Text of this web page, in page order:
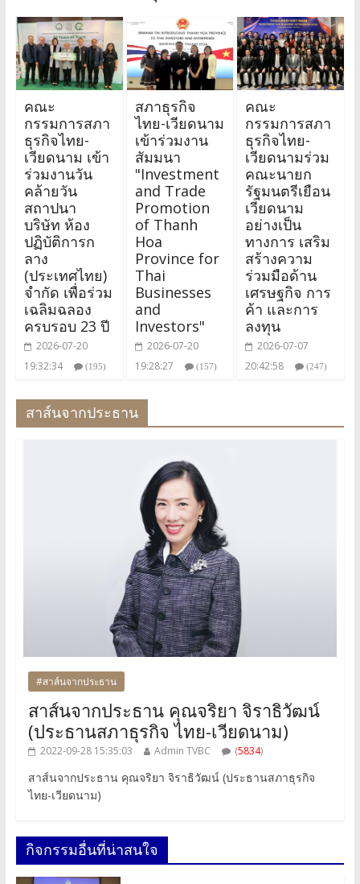
คณะ
กรรมการสภา
ธุรกิจไทย-
เวียดนาม เข้า
ร่วมงานวัน
คล้ายวัน
สถาปนา
บริษัท ห้อง
ปฏิบัติการก
ลาง
(ประเทศไทย)
จำกัด เพื่อร่วม
เฉลิมฉลอง
ครบรอบ 23 ปี
2026-07-20
19:32:34
(195)
สภาธุรกิจ
ไทย-เวียดนาม
เข้าร่วมงาน
สัมมนา
"Investment
and Trade
Promotion
of Thanh
Hoa
Province for
Thai
Businesses
and
Investors"
2026-07-20
19:28:27
(157)
คณะ
กรรมการสภา
ธุรกิจไทย-
เวียดนามร่วม
คณะนายก
รัฐมนตรีเยือน
เวียดนาม
อย่างเป็น
ทางการ เสริม
สร้างความ
ร่วมมือด้าน
เศรษฐกิจ การ
ค้า และการ
ลงทุน
2026-07-07
20:42:58
(247)
สาส์นจากประธาน
#สาส์นจากประธาน
สาส์นจากประธาน คุณจริยา จิราธิวัฒน์
(ประธานสภาธุรกิจ ไทย-เวียดนาม)
2022-09-28 15:35:03 Admin TVBC (5834)
สาส์นจากประธาน คุณจริยา จิราธิวัฒน์ (ประธานสภาธุรกิจ
ไทย-เวียดนาม)
กิจกรรมอื่นที่น่าสนใจ